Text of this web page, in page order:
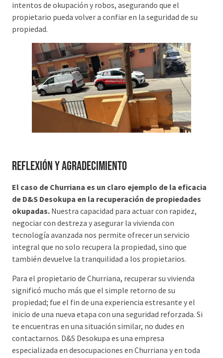
intentos de okupación y robos, asegurando que el
propietario pueda volver a confiar en la seguridad de su
propiedad.
Reflexión y Agradecimiento
El caso de Churriana es un claro ejemplo de la eficacia
de D&S Desokupa en la recuperación de propiedades
okupadas. Nuestra capacidad para actuar con rapidez,
negociar con destreza y asegurar la vivienda con
tecnología avanzada nos permite ofrecer un servicio
integral que no solo recupera la propiedad, sino que
también devuelve la tranquilidad a los propietarios.
Para el propietario de Churriana, recuperar su vivienda
significó mucho más que el simple retorno de su
propiedad; fue el fin de una experiencia estresante y el
inicio de una nueva etapa con una seguridad reforzada. Si
te encuentras en una situación similar, no dudes en
contactarnos. D&S Desokupa es una empresa
especializada en desocupaciones en Churriana y en toda